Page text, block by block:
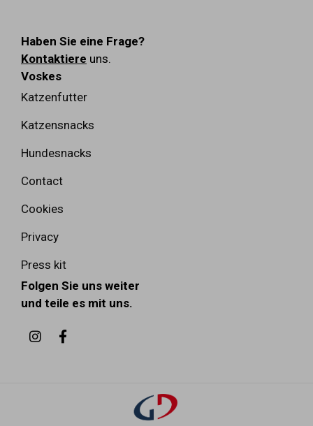
Haben Sie eine Frage?
Kontaktiere uns.
Voskes
Katzenfutter
Katzensnacks
Hundesnacks
Contact
Cookies
Privacy
Press kit
Folgen Sie uns weiter
und teile es mit uns.